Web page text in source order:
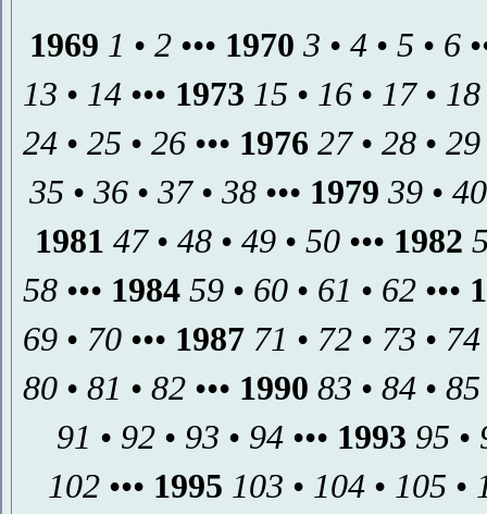
1969 1 • 2 ••• 1970 3 • 4 • 5 • 6
13 • 14••• 1973 15 • 16• 17• 18
24• 25 • 26••• 1976 27• 28• 29
35 • 36 • 37• 38 ••• 1979 39 • 40
1981 47• 48• 49• 50••• 1982
58••• 1984 59• 60• 61 • 62•••
69• 70••• 1987 71 • 72• 73 • 74
80• 81 • 82••• 1990 83 • 84• 85
91 • 92• 93 • 94••• 1993 95 •
102••• 1995 103 • 104• 105 •